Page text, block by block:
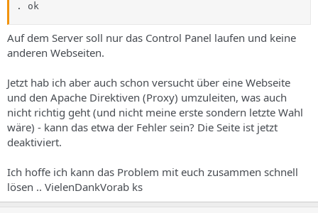
. ok
Auf dem Server soll nur das Control Panel laufen und keine
anderen Webseiten.
Jetzt hab ich aber auch schon versucht über eine Webseite
und den Apache Direktiven (Proxy) umzuleiten, was auch
nicht richtig geht (und nicht meine erste sondern letzte Wahl
wäre) - kann das etwa der Fehler sein? Die Seite ist jetzt
deaktiviert.
Ich hoffe ich kann das Problem mit euch zusammen schnell
lösen .. VielenDankVorab ks